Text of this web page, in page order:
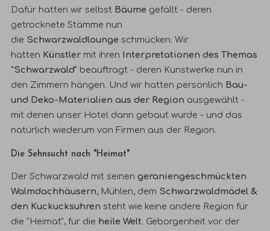
Dafür hatten wir selbst Bäume gefällt - deren
getrocknete Stämme nun
die Schwarzwaldlounge schmücken. Wir
hatten Künstler mit ihren
Interpretationen des Themas
"Schwarzwald" beauftragt - deren Kunstwerke nun in
den Zimmern hängen. Und wir hatten persönlich Bau-
und Deko-Materialien aus der Region ausgewählt -
mit denen unser Hotel dann gebaut wurde - und das
natürlich wiederum von Firmen aus der Region.
Die Sehnsucht nach "Heimat"
Der Schwarzwald mit seinengeraniengeschmückten
Walmdachhäusern, Mühlen, dem Schwarzwaldmädel &
den Kuckucksuhren steht wie keine andere Region für
die "Heimat", für die heile Welt. Geborgenheit vor der